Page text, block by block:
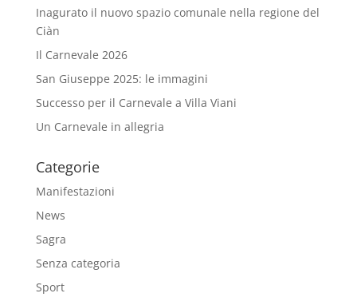
Inagurato il nuovo spazio comunale nella regione del
Ciàn
Il Carnevale 2026
San Giuseppe 2025: le immagini
Successo per il Carnevale a Villa Viani
Un Carnevale in allegria
Categorie
Manifestazioni
News
Sagra
Senza categoria
Sport